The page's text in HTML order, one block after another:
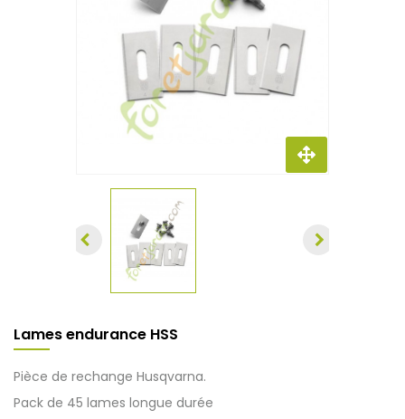
Lames endurance HSS
Pièce de rechange Husqvarna.
Pack de 45 lames longue durée